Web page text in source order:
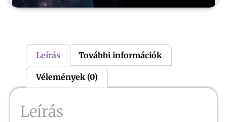
Leírás További információk
Vélemények (0)
Leírás